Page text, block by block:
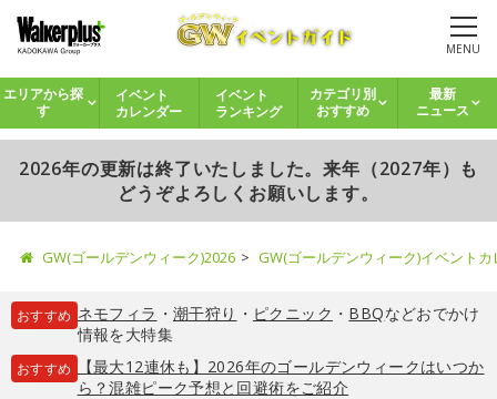
MENU
エリアから探
す
イベント
カレンダー
イベント
ランキング
カテゴリ別
おすすめ
最新
ニュース
2026年の更新は終了いたしました。来年（2027年）も
どうぞよろしくお願いします。
GW(ゴールデンウィーク)2026 GW(ゴールデンウィーク)イベント
おすすめ ネモフィラ ・ 潮干狩り ・ ピクニック ・ BBQなどおでかけ
情報を大特集
おすすめ
【最大12連休も】2026年のゴールデンウィークはいつか
ら？混雑ピーク予想と回避術をご紹介